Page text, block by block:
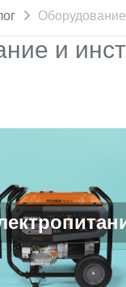
Оборудование
и